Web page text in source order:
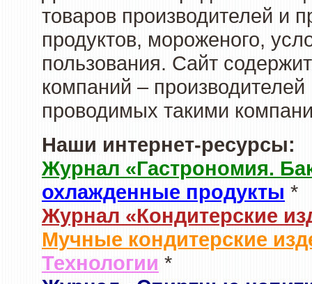
товаров производителей и
продуктов, мороженого,
пользования. Сайт
компаний –
проводимых такими
Наши интернет-ресурсы:
Журнал «Гастрономия.
охлажденные продукты *
Журнал «Кондитерские
Мучные кондитерские
Технологии *